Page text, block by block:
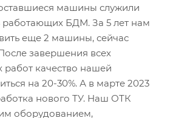
машины служили
работающих БДМ. За 5 лет нам
еще 2 машины, сейчас
завершения всех
качество нашей
на 20-30%. А в марте 2023
нового ТУ. Наш ОТК
оборудованием,